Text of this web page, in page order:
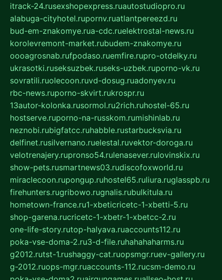
itrack-24.rusexshopexpress.ruautostudiopro.ru
alabuga-cityhotel.rupornv.ruatlantpereezd.ru
bud-em-znakomye.rua-cdc.ruelektrostal-news.ru
korolevremont-market.rubudem-znakomye.ru
oooagrosnab.rufpodaso.ruemfire.rupro-otdelky.ru
ukrasotki.ruseksuzbek.ruseks-uzbek.ruporno-vk.ru
sovratili.ruolecoon.ruvd-dosug.ruadonyev.ru
rbc-news.ruporno-skvirt.rukrospr.ru
13autor-kolonka.rusormol.ru2rich.ruhostel-65.ru
hostserve.ruporno-na-russkom.rumishinlab.ru
neznobi.rubigfatcc.ruhabble.rustarbucksvia.ru
delfinet.rusilvernano.ruelestal.ruvektor-doroga.ru
velotrenajery.rupronso54.rulenasever.rulovinskix.ru
show-pets.rusmartnews03.rudiscofoxworld.ru
miraclecoon.rupongup.ruhostel65.ruliura.ruglasspb.ru
firehunters.rugribowo.rugnalis.rubulkitula.ru
hometown-france.ru1-xbeticricetc-1-xbetti-5.ru
shop-garena.rucricetc-1-xbetr-1-xbetcc-2.ru
one-life-story.rutop-halyava.ruaccounts112.ru
poka-vse-doma-2.ru3-d-file.ruhahahaharms.ru
g2012.rutst-1.rushaggy-cat.ruopsmgr.ruev-gallery.ru
g-2012.ruops-mgr.ruaccounts-112.rucsm-demo.ru